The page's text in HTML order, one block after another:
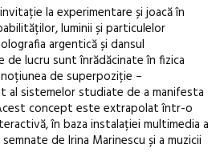
la experimentare și joacă în
luminii și particulelor
argentică și dansul
lucru sunt înrădăcinate în fizica
de superpoziție –
al sistemelor studiate de a manifesta
concept este extrapolat într-o
în baza instalației multimedia a
de Irina Marinescu și a muzicii